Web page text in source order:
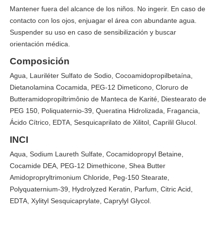
Mantener fuera del alcance de los niños. No ingerir. En caso de
contacto con los ojos, enjuagar el área con abundante agua.
Suspender su uso en caso de sensibilización y buscar
orientación médica.
Composición
Agua, Lauriléter Sulfato de Sodio, Cocoamidopropilbetaína,
Dietanolamina Cocamida, PEG-12 Dimeticono, Cloruro de
Butteramidopropiltrimônio de Manteca de Karité, Diestearato de
PEG 150, Poliquaternio-39, Queratina Hidrolizada, Fragancia,
Ácido Cítrico, EDTA, Sesquicaprilato de Xilitol, Caprilil Glucol.
INCI
Aqua, Sodium Laureth Sulfate, Cocamidopropyl Betaine,
Cocamide DEA, PEG-12 Dimethicone, Shea Butter
Amidopropryltrimonium Chloride, Peg-150 Stearate,
Polyquaternium-39, Hydrolyzed Keratin, Parfum, Citric Acid,
EDTA, Xylityl Sesquicaprylate, Caprylyl Glycol.